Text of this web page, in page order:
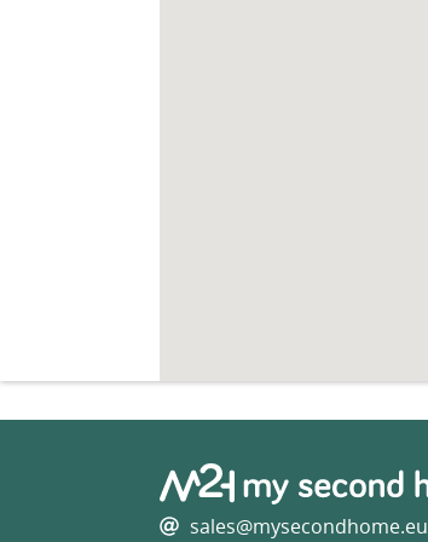
sales@mysecondhome.eu